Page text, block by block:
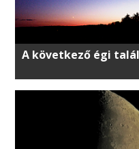
A következő égi